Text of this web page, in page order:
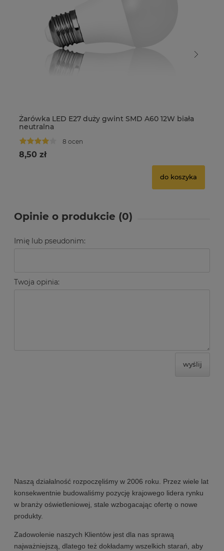
Żarówka LED E27 duży gwint SMD A60 12W biała
neutralna
8 ocen
8,50 zł
do koszyka
Opinie o produkcie (0)
Imię lub pseudonim:
Twoja opinia:
wyślij
Naszą działalność rozpoczęliśmy w 2006 roku. Przez wiele lat
konsekwentnie budowaliśmy pozycję krajowego lidera rynku
w branży oświetleniowej, stale wzbogacając ofertę o nowe
produkty.
Zadowolenie naszych Klientów jest dla nas sprawą
najważniejszą, dlatego też dokładamy wszelkich starań, aby